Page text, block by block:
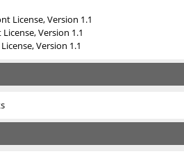
License, Version 1.1
Version 1.1
Version 1.1